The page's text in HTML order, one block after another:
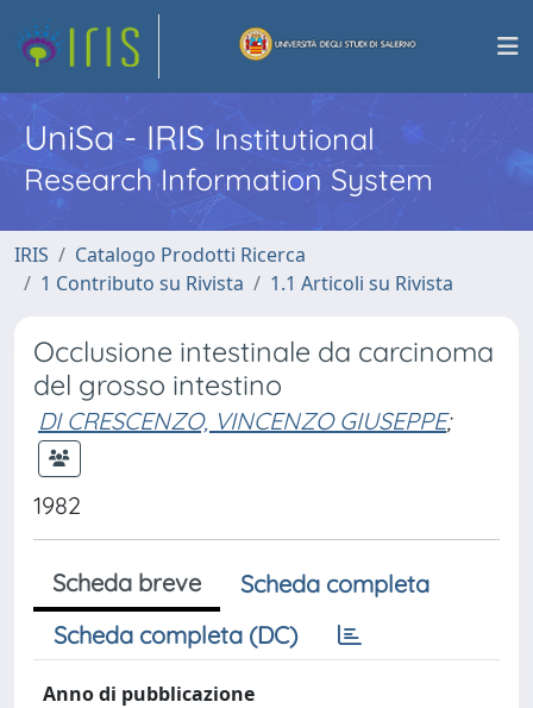
UniSa - IRISInstitutional
Research Information System
IRIS
Catalogo Prodotti Ricerca
1 Contributo su Rivista
1.1 Articoli su Rivista
Occlusione intestinale da carcinoma
del grosso intestino
DI CRESCENZO, VINCENZO GIUSEPPE;
1982
Scheda breve
Scheda completa
Scheda completa (DC)
Anno di pubblicazione